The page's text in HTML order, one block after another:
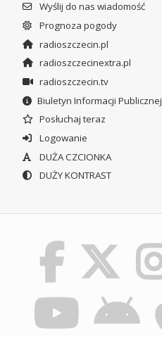
Wyślij do nas wiadomość
Prognoza pogody
radioszczecin.pl
radioszczecinextra.pl
radioszczecin.tv
Biuletyn Informacji Publicznej
Posłuchaj teraz
Logowanie
DUŻA CZCIONKA
DUŻY KONTRAST